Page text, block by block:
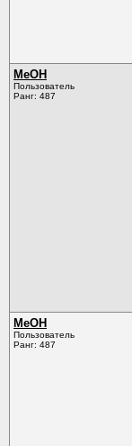
MeOH
Пользователь
Ранг: 487
MeOH
Пользователь
Ранг: 487